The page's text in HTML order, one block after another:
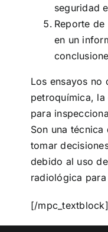
seguridad
Reporte
en un
Los ensayos no
petroquímica,
para
Son una
tomar
debido al uso
radiológica
[/mpc_textblock]